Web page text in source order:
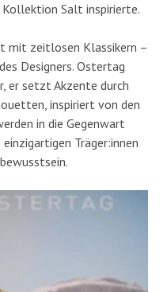
Salt inspirierte.
mit zeitlosen Klassikern –
Designers. Ostertag
er setzt Akzente durch
inspiriert von den
in die Gegenwart
Träger:innen